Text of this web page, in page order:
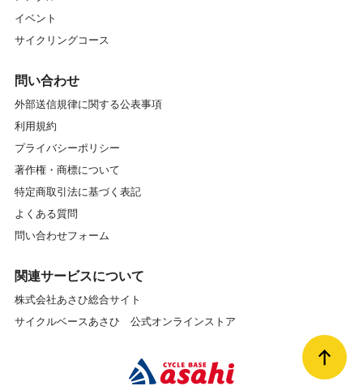
イベント
サイクリングコース
問い合わせ
外部送信規律に関する公表事項
利用規約
プライバシーポリシー
著作権・商標について
特定商取引法に基づく表記
よくある質問
問い合わせフォーム
関連サービスについて
株式会社あさひ総合サイト
サイクルベースあさひ 公式オンラインストア